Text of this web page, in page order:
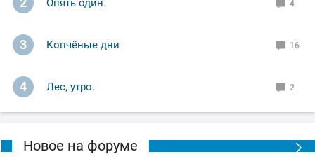
судачок!
Второго поймал на воблер,когда уже хотел
сворачиваться, время было 2-10 ночи,вот на нём я и
Ну а вам Друзья желаю НХНЧ и клёвых рыбалок!
4
3 Копчёные дни 16
4 Лес, утро. 2
Новое на форуме